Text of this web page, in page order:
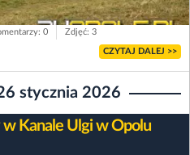
0 Zdjęć: 3
CZYTAJ DALEJ >>
stycznia 2026
w Kanale Ulgi w Opolu